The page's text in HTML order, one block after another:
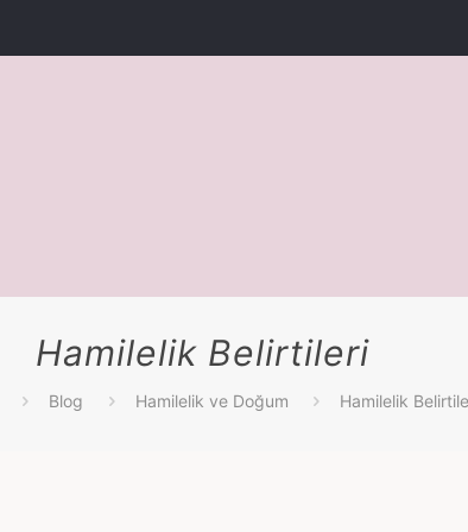
Hamilelik Belirtileri
Blog Hamilelik ve Doğum Hamilelik